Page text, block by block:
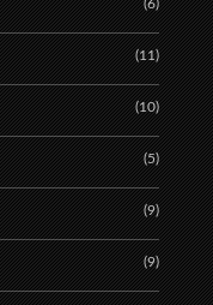
(6)
(11)
(10)
(5)
(9)
(9)